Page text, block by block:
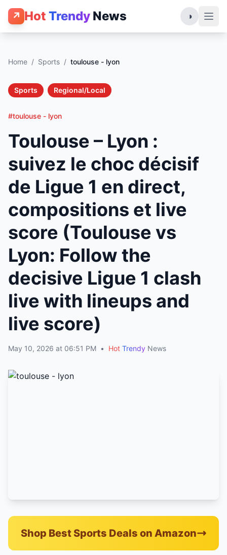
↗ Hot Trendy News ◑
Home / Sports / toulouse - lyon
Sports Regional/Local
#toulouse - lyon
Toulouse – Lyon :
suivez le choc décisif
de Ligue 1 en direct,
compositions et live
score (Toulouse vs
Lyon: Follow the
decisive Ligue 1 clash
live with lineups and
live score)
May 10, 2026 at 06:51 PM • Hot Trendy News
Shop Best Sports Deals on Amazon